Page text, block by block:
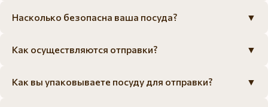
Насколько безопасна ваша посуда? ▼
Как осуществляются отправки? ▼
Как вы упаковываете посуду для отправки? ▼